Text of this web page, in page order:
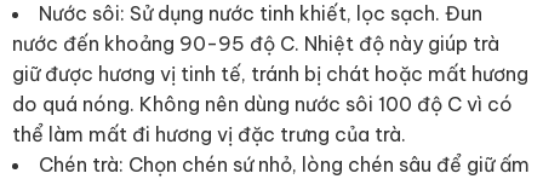
Nước sôi: Sử dụng nước tinh khiết, lọc sạch. Đun
nước đến khoảng 90-95 độ C. Nhiệt độ này giúp trà
giữ được hương vị tinh tế, tránh bị chát hoặc mất hương
do quá nóng. Không nên dùng nước sôi 100 độ C vì có
thể làm mất đi hương vị đặc trưng của trà.
Chén trà: Chọn chén sứ nhỏ, lòng chén sâu để giữ ấm